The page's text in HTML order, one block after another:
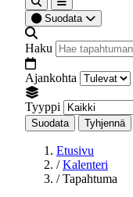
Suodata
Haku
Ajankohta
Tyyppi
Suodata Tyhjennä
Etusivu
/ Kalenteri
/ Tapahtuma